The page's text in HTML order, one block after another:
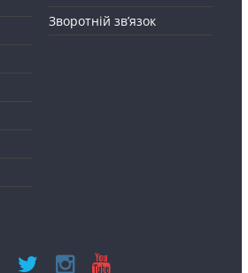
Зворотній зв’язок